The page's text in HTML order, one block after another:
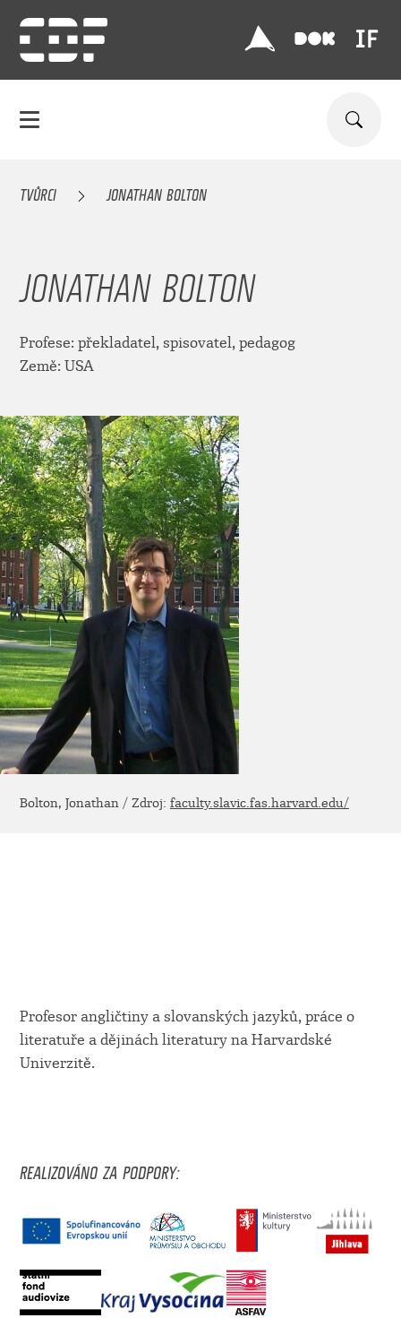
TVŮRCI JONATHAN BOLTON
JONATHAN BOLTON
Profese: překladatel, spisovatel, pedagog
Země: USA
Bolton, Jonathan / Zdroj: faculty.slavic.fas.harvard.edu/
Profesor angličtiny a slovanských jazyků, práce o
literatuře a dějinách literatury na Harvardské
Univerzitě.
REALIZOVÁNO ZA PODPORY: